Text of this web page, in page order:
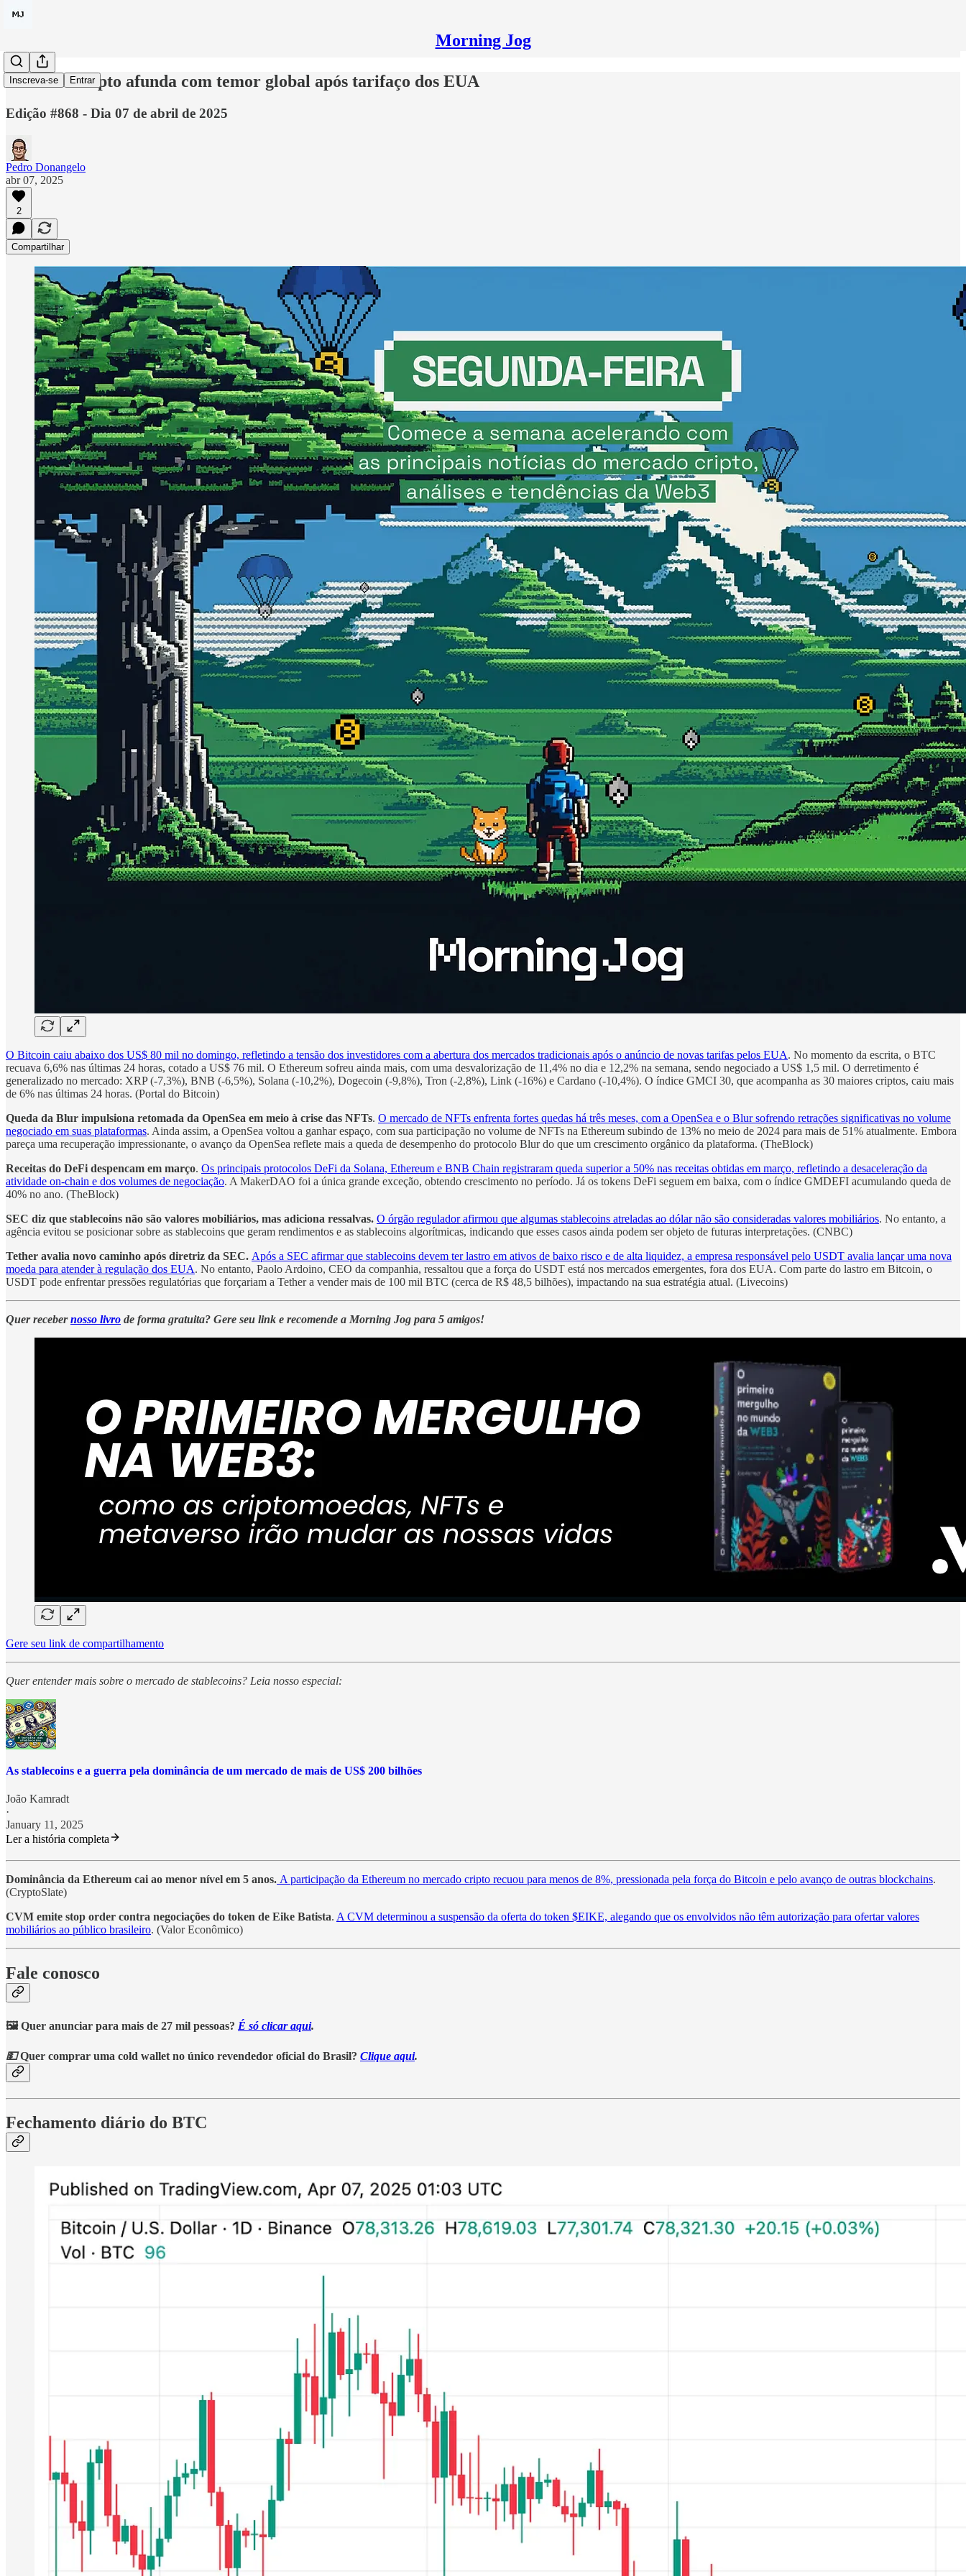
Morning Jog
Inscreva-se Entrar
Mercado cripto afunda com temor global após tarifaço dos EUA
Edição #868 - Dia 07 de abril de 2025
Pedro Donangelo
abr 07, 2025
2
Compartilhar
O Bitcoin caiu abaixo dos US$ 80 mil no domingo, refletindo a tensão dos investidores com a abertura dos mercados tradicionais após o anúncio de novas tarifas pelos EUA. No momento da escrita, o BTC
recuava 6,6% nas últimas 24 horas, cotado a US$ 76 mil. O Ethereum sofreu ainda mais, com uma desvalorização de 11,4% no dia e 12,2% na semana, sendo negociado a US$ 1,5 mil. O derretimento é
generalizado no mercado: XRP (-7,3%), BNB (-6,5%), Solana (-10,2%), Dogecoin (-9,8%), Tron (-2,8%), Link (-16%) e Cardano (-10,4%). O índice GMCI 30, que acompanha as 30 maiores criptos, caiu mais
de 6% nas últimas 24 horas. (Portal do Bitcoin)
Queda da Blur impulsiona retomada da OpenSea em meio à crise das NFTs. O mercado de NFTs enfrenta fortes quedas há três meses, com a OpenSea e o Blur sofrendo retrações significativas no volume
negociado em suas plataformas. Ainda assim, a OpenSea voltou a ganhar espaço, com sua participação no volume de NFTs na Ethereum subindo de 13% no meio de 2024 para mais de 51% atualmente. Embora
pareça uma recuperação impressionante, o avanço da OpenSea reflete mais a queda de desempenho do protocolo Blur do que um crescimento orgânico da plataforma. (TheBlock)
Receitas do DeFi despencam em março. Os principais protocolos DeFi da Solana, Ethereum e BNB Chain registraram queda superior a 50% nas receitas obtidas em março, refletindo a desaceleração da
atividade on-chain e dos volumes de negociação. A MakerDAO foi a única grande exceção, obtendo crescimento no período. Já os tokens DeFi seguem em baixa, com o índice GMDEFI acumulando queda de
40% no ano. (TheBlock)
SEC diz que stablecoins não são valores mobiliários, mas adiciona ressalvas. O órgão regulador afirmou que algumas stablecoins atreladas ao dólar não são consideradas valores mobiliários. No entanto, a
agência evitou se posicionar sobre as stablecoins que geram rendimentos e as stablecoins algorítmicas, indicando que esses casos ainda podem ser objeto de futuras interpretações. (CNBC)
Tether avalia novo caminho após diretriz da SEC. Após a SEC afirmar que stablecoins devem ter lastro em ativos de baixo risco e de alta liquidez, a empresa responsável pelo USDT avalia lançar uma nova
moeda para atender à regulação dos EUA. No entanto, Paolo Ardoino, CEO da companhia, ressaltou que a força do USDT está nos mercados emergentes, fora dos EUA. Com parte do lastro em Bitcoin, o
USDT pode enfrentar pressões regulatórias que forçariam a Tether a vender mais de 100 mil BTC (cerca de R$ 48,5 bilhões), impactando na sua estratégia atual. (Livecoins)
Quer recebernosso livro de forma gratuita? Gere seu link e recomende a Morning Jog para 5 amigos!
Gere seu link de compartilhamento
Quer entender mais sobre o mercado de stablecoins? Leia nosso especial:
As stablecoins e a guerra pela dominância de um mercado de mais de US$ 200 bilhões
João Kamradt
·
January 11, 2025
Ler a história completa
Dominância da Ethereum cai ao menor nível em 5 anos. A participação da Ethereum no mercado cripto recuou para menos de 8%, pressionada pela força do Bitcoin e pelo avanço de outras blockchains.
(CryptoSlate)
CVM emite stop order contra negociações do token de Eike Batista. A CVM determinou a suspensão da oferta do token $EIKE, alegando que os envolvidos não têm autorização para ofertar valores
mobiliários ao público brasileiro. (Valor Econômico)
Fale conosco
🖼️ Quer anunciar para mais de 27 mil pessoas? É só clicar aqui.
💵Quer comprar uma cold wallet no único revendedor oficial do Brasil? Clique aqui.
Fechamento diário do BTC